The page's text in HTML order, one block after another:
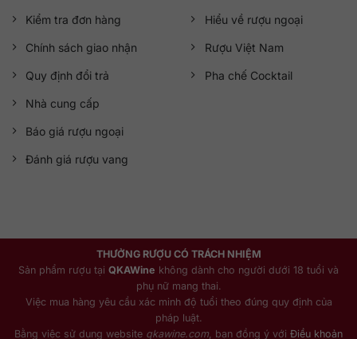
Kiểm tra đơn hàng
Chính sách giao nhận
Quy định đổi trả
Nhà cung cấp
Báo giá rượu ngoại
Đánh giá rượu vang
Hiểu về rượu ngoại
Rượu Việt Nam
Pha chế Cocktail
THƯỞNG RƯỢU CÓ TRÁCH NHIỆM
Sản phẩm rượu tại QKAWine không dành cho người dưới 18 tuổi và
phụ nữ mang thai.
Việc mua hàng yêu cầu xác minh độ tuổi theo đúng quy định của
pháp luật.
Bằng việc sử dụng website qkawine.com , bạn đồng ý với Điều khoản